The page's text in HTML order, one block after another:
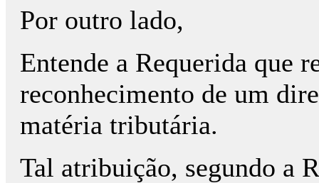
Por outro lado,
Entende a Requerida que
reconhecimento de um
matéria tributária.
Tal atribuição, segundo a